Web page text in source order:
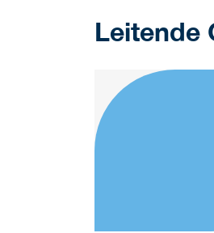
Leitende